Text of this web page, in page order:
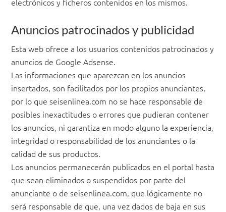
Anuncios patrocinados y publicidad
Esta web ofrece a los usuarios contenidos patrocinados y
anuncios de Google Adsense.
Las informaciones que aparezcan en los anuncios
insertados, son facilitados por los propios anunciantes,
por lo que seisenlinea.com no se hace responsable de
posibles inexactitudes o errores que pudieran contener
los anuncios, ni garantiza en modo alguno la experiencia,
integridad o responsabilidad de los anunciantes o la
calidad de sus productos.
Los anuncios permanecerán publicados en el portal hasta
que sean eliminados o suspendidos por parte del
anunciante o de seisenlinea.com, que lógicamente no
será responsable de que, una vez dados de baja en sus